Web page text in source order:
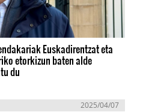
Euskadirentzat eta
etorkizun baten alde
du
2025/04/07